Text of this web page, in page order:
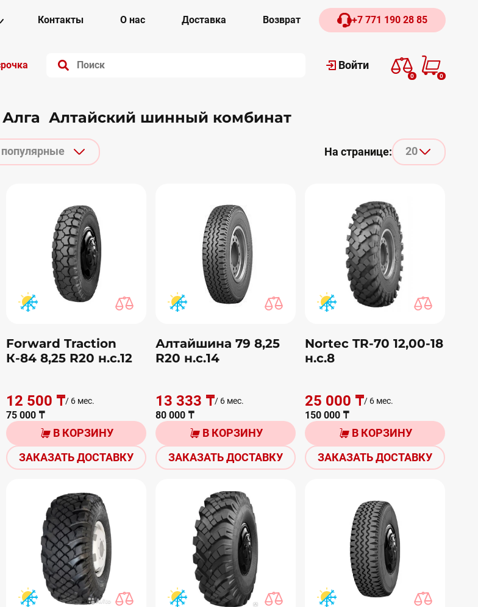
Контакты О нас Доставка Возврат +7 771 190 28 85
Войти
0 0
Алтайский шинный комбинат
На странице: 20
Forward Traction
К-84 8,25 R20 н.с.12
12 500 ₸/ 6 мес.
75 000 ₸
В КОРЗИНУ
ЗАКАЗАТЬ ДОСТАВКУ
Алтайшина 79 8,25
R20 н.с.14
13 333 ₸/ 6 мес.
80 000 ₸
В КОРЗИНУ
ЗАКАЗАТЬ ДОСТАВКУ
Nortec TR-70 12,00-18
н.с.8
25 000 ₸/ 6 мес.
150 000 ₸
В КОРЗИНУ
ЗАКАЗАТЬ ДОСТАВКУ